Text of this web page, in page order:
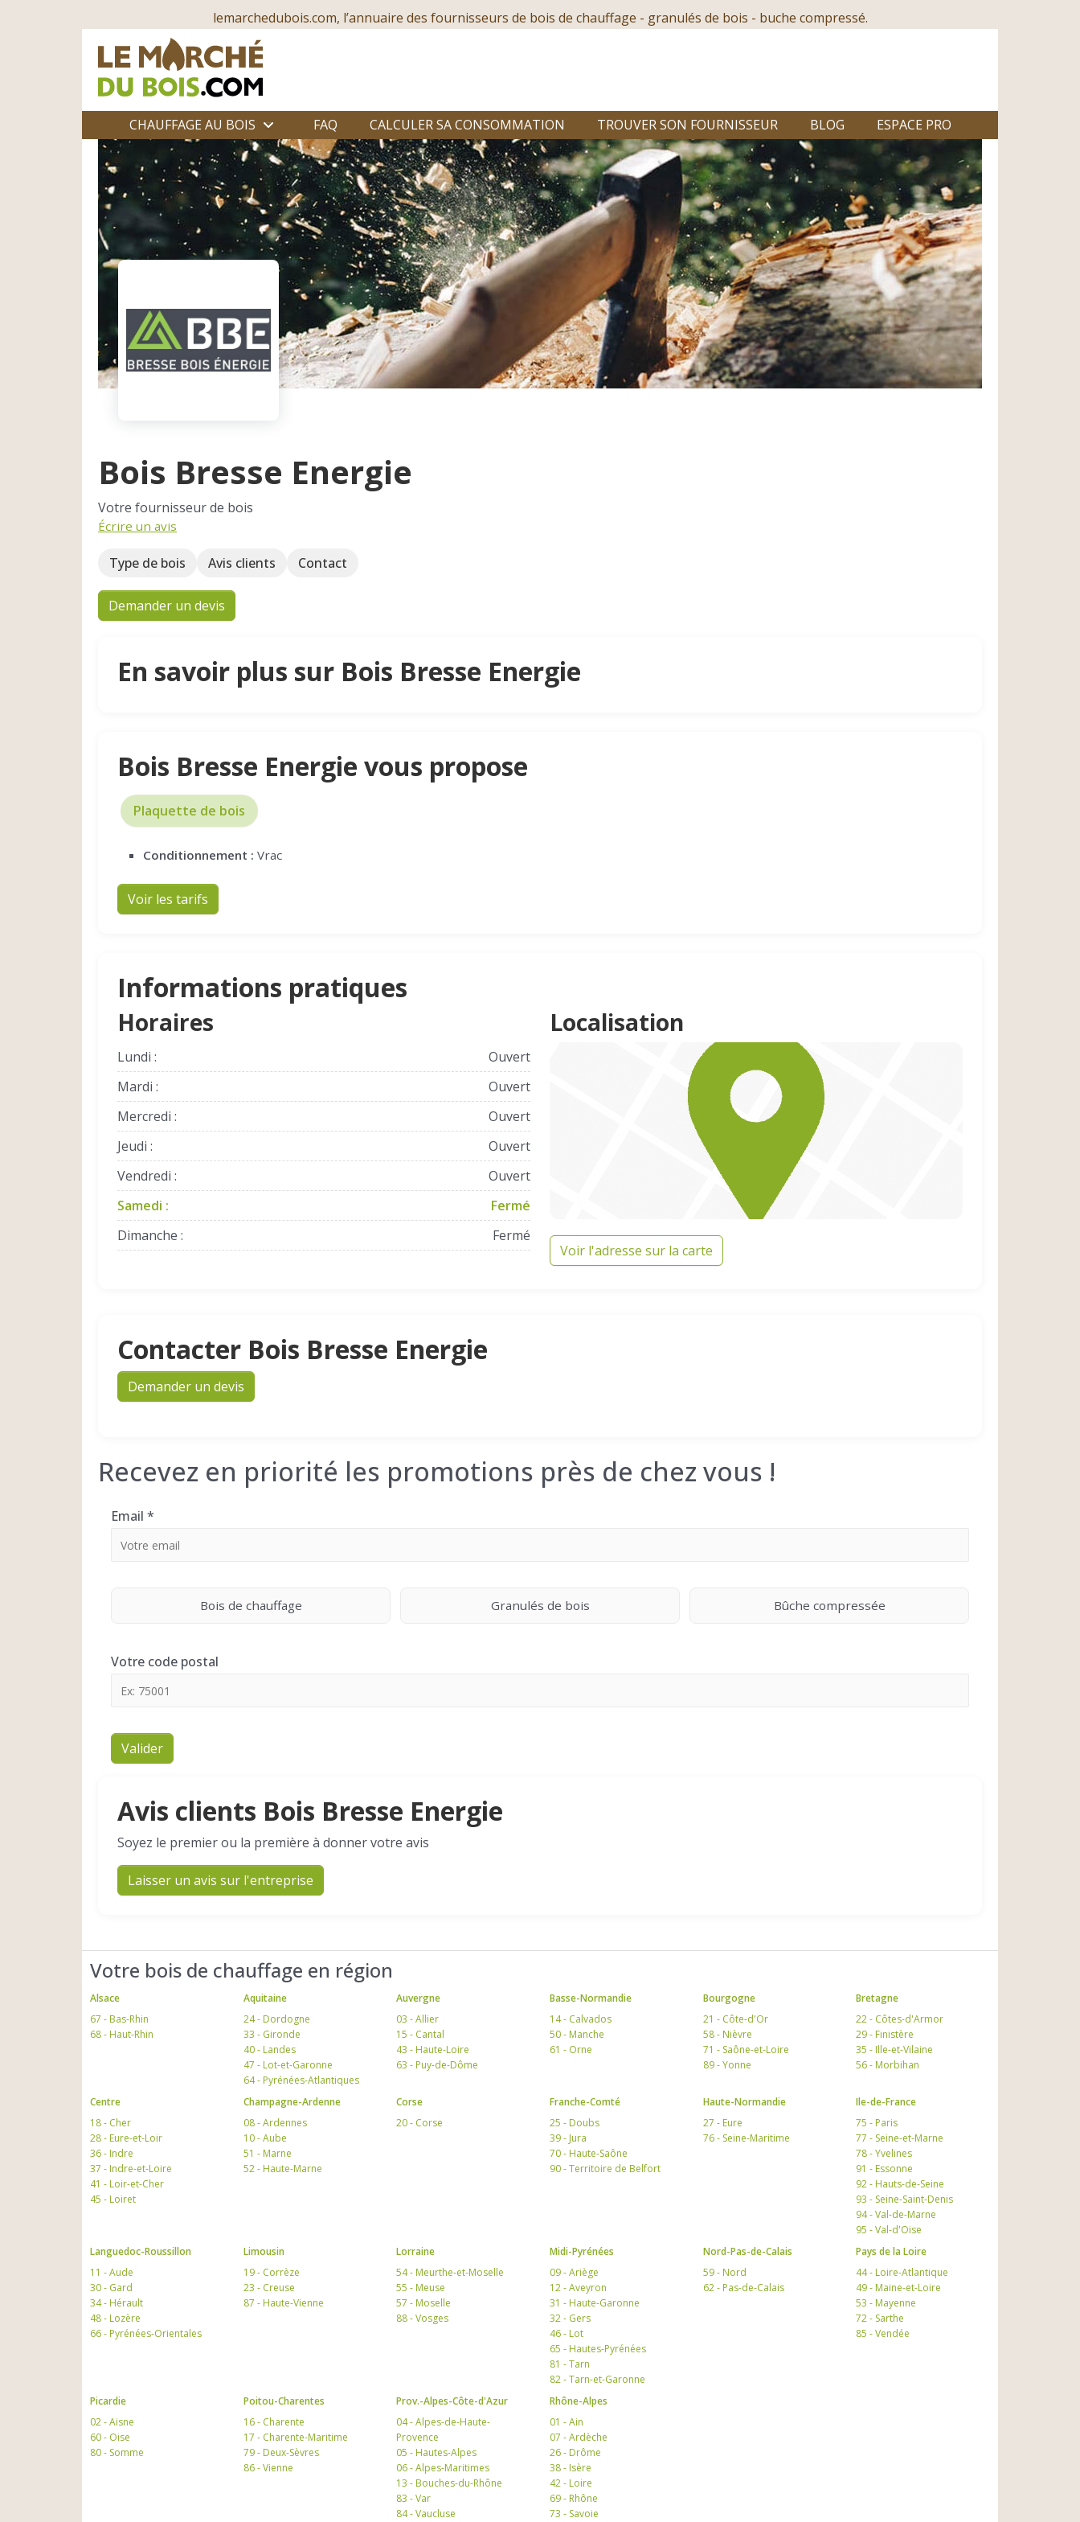
lemarchedubois.com, l’annuaire des fournisseurs de bois de chauffage - granulés de bois - buche compressé.
CHAUFFAGE AU BOIS FAQ CALCULER SA CONSOMMATION TROUVER SON FOURNISSEUR BLOG ESPACE PRO
Bois Bresse Energie
Votre fournisseur de bois
Écrire un avis
Type de bois Avis clients Contact
Demander un devis
En savoir plus sur Bois Bresse Energie
Bois Bresse Energie vous propose
Plaquette de bois
Conditionnement : Vrac
Voir les tarifs
Informations pratiques
Horaires
Lundi :
Ouvert
Mardi :
Ouvert
Mercredi :
Ouvert
Jeudi :
Ouvert
Vendredi :
Ouvert
Samedi :
Fermé
Dimanche :
Fermé
Localisation
Voir l'adresse sur la carte
Contacter Bois Bresse Energie
Demander un devis
Recevez en priorité les promotions près de chez vous !
Email *
Bois de chauffage Granulés de bois Bûche compressée
Votre code postal
Valider
Avis clients Bois Bresse Energie
Soyez le premier ou la première à donner votre avis
Laisser un avis sur l'entreprise
Votre bois de chauffage en région
Alsace
67 - Bas-Rhin
68 - Haut-Rhin
Aquitaine
24 - Dordogne
33 - Gironde
40 - Landes
47 - Lot-et-Garonne
64 - Pyrénées-Atlantiques
Auvergne
03 - Allier
15 - Cantal
43 - Haute-Loire
63 - Puy-de-Dôme
Basse-Normandie
14 - Calvados
50 - Manche
61 - Orne
Bourgogne
21 - Côte-d'Or
58 - Nièvre
71 - Saône-et-Loire
89 - Yonne
Bretagne
22 - Côtes-d'Armor
29 - Finistère
35 - Ille-et-Vilaine
56 - Morbihan
Centre
18 - Cher
28 - Eure-et-Loir
36 - Indre
37 - Indre-et-Loire
41 - Loir-et-Cher
45 - Loiret
Champagne-Ardenne
08 - Ardennes
10 - Aube
51 - Marne
52 - Haute-Marne
Corse
20 - Corse
Franche-Comté
25 - Doubs
39 - Jura
70 - Haute-Saône
90 - Territoire de Belfort
Haute-Normandie
27 - Eure
76 - Seine-Maritime
Ile-de-France
75 - Paris
77 - Seine-et-Marne
78 - Yvelines
91 - Essonne
92 - Hauts-de-Seine
93 - Seine-Saint-Denis
94 - Val-de-Marne
95 - Val-d'Oise
Languedoc-Roussillon
11 - Aude
30 - Gard
34 - Hérault
48 - Lozère
66 - Pyrénées-Orientales
Limousin
19 - Corrèze
23 - Creuse
87 - Haute-Vienne
Lorraine
54 - Meurthe-et-Moselle
55 - Meuse
57 - Moselle
88 - Vosges
Midi-Pyrénées
09 - Ariège
12 - Aveyron
31 - Haute-Garonne
32 - Gers
46 - Lot
65 - Hautes-Pyrénées
81 - Tarn
82 - Tarn-et-Garonne
Nord-Pas-de-Calais
59 - Nord
62 - Pas-de-Calais
Pays de la Loire
44 - Loire-Atlantique
49 - Maine-et-Loire
53 - Mayenne
72 - Sarthe
85 - Vendée
Picardie
02 - Aisne
60 - Oise
80 - Somme
Poitou-Charentes
16 - Charente
17 - Charente-Maritime
79 - Deux-Sèvres
86 - Vienne
Prov.-Alpes-Côte-d'Azur
04 - Alpes-de-Haute-
Provence
05 - Hautes-Alpes
06 - Alpes-Maritimes
13 - Bouches-du-Rhône
83 - Var
84 - Vaucluse
Rhône-Alpes
01 - Ain
07 - Ardèche
26 - Drôme
38 - Isère
42 - Loire
69 - Rhône
73 - Savoie